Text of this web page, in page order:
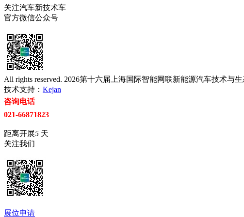
关注汽车新技术车
官方微信公众号
All rights reserved. 2026第十六届上海国际智能网联新能源汽车技术与
技术支持： Kejan
咨询电话
021-66871823
距离开展5 天
关注我们
展位申请